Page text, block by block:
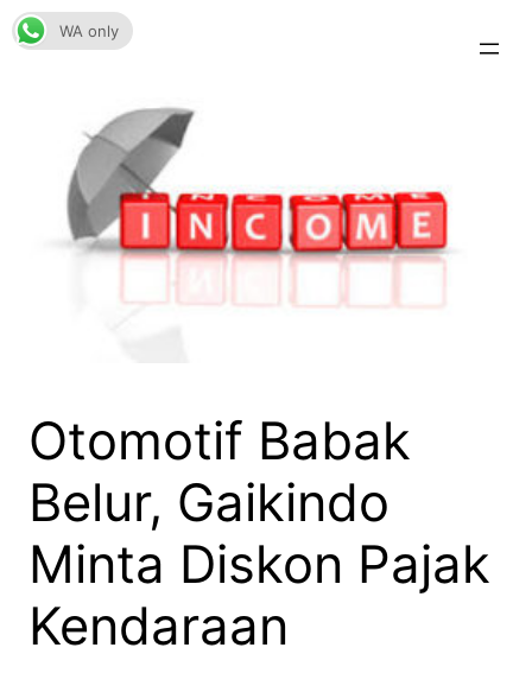
Skip
to
Otomotif Babak
Belur, Gaikindo
Minta Diskon Pajak
Kendaraan
WA only